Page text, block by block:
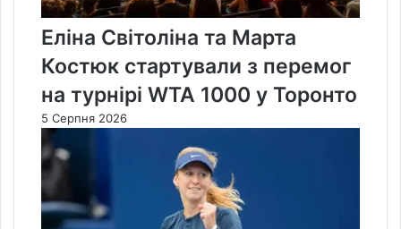
Еліна Світоліна та Марта
Костюк стартували з перемог
на турнірі WTA 1000 у Торонто
5 Серпня 2026